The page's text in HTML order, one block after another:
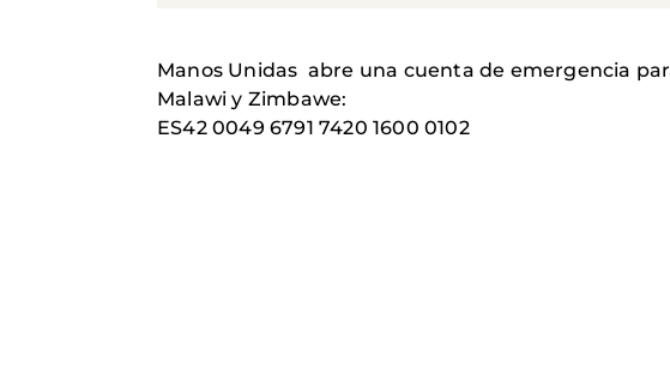
Manos Unidas abre una cuenta de emergencia
Malawi y Zimbawe:
ES42 0049 6791 7420 1600 0102